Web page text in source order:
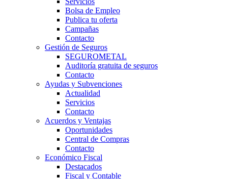
Bolsa de Empleo
Publica tu oferta
Campañas
Contacto
Gestión de Seguros
SEGUROMETAL
Auditoría gratuita de seguros
Contacto
Ayudas y Subvenciones
Actualidad
Servicios
Contacto
Acuerdos y Ventajas
Oportunidades
Central de Compras
Contacto
Económico Fiscal
Destacados
Fiscal y Contable